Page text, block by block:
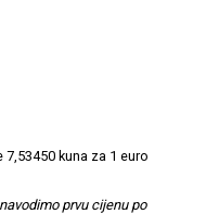
kuna za 1 euro
prvu cijenu po